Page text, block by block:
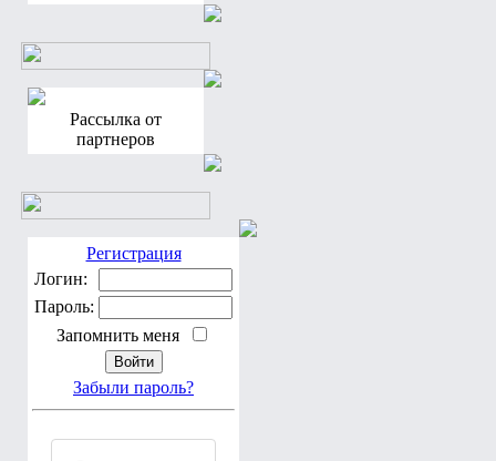
Рассылка от
партнеров
Регистрация
Логин:
Пароль:
Запомнить меня
Забыли пароль?